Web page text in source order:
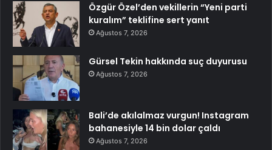
Özgür Özel’den vekillerin “Yeni parti
kuralım” teklifine sert yanıt
Ağustos 7, 2026
Gürsel Tekin hakkında suç duyurusu
Ağustos 7, 2026
Bali’de akılalmaz vurgun! Instagram
bahanesiyle 14 bin dolar çaldı
Ağustos 7, 2026